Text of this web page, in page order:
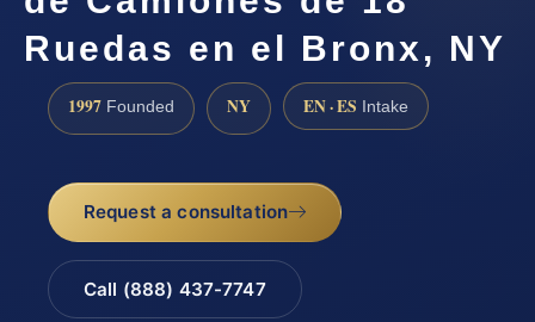
Ruedas en el Bronx, NY
1997 Founded NY EN · ES Intake
Request a consultation
Call (888) 437-7747